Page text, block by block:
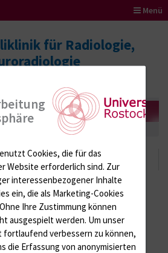
Menü
für Radiologie,
im Schwerpunkt Kinderradiologie
im Schwerpunkt
Schwerpunkt
Cookies, die für das
Website erforderlich sind. Zur
interessenbezogener Inhalte
ein, die als Marketing-Cookies
Ihre Zustimmung können
ausgespielt werden. Um unser
verbessern zu können,
die Erfassung von anonymisierten